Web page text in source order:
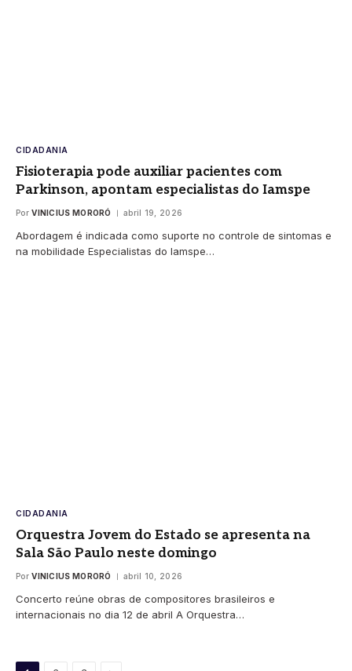
CIDADANIA
Fisioterapia pode auxiliar pacientes com
Parkinson, apontam especialistas do Iamspe
Por VINICIUS MORORÓ abril 19, 2026
Abordagem é indicada como suporte no controle de sintomas e
na mobilidade Especialistas do Iamspe…
CIDADANIA
Orquestra Jovem do Estado se apresenta na
Sala São Paulo neste domingo
Por VINICIUS MORORÓ abril 10, 2026
Concerto reúne obras de compositores brasileiros e
internacionais no dia 12 de abril A Orquestra…